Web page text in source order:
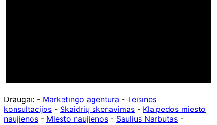
Draugai: - Marketingo agentūra - Teisinės
konsultacijos - Skaidrių skenavimas - Klaipedos miesto
naujienos - Miesto naujienos - Saulius Narbutas -